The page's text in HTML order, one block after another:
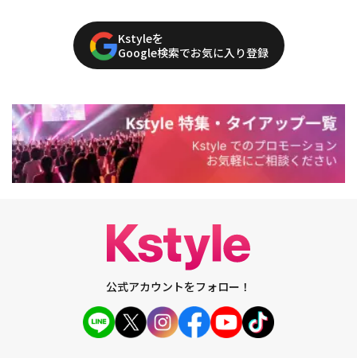
Kstyleを
Google検索でお気に入り登録
公式アカウントをフォロー！